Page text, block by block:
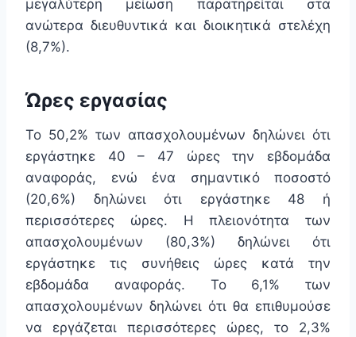
μεγαλύτερη μείωση παρατηρείται στα
ανώτερα διευθυντικά και διοικητικά στελέχη
(8,7%).
Ώρες εργασίας
Το 50,2% των απασχολουμένων δηλώνει ότι
εργάστηκε 40 – 47 ώρες την εβδομάδα
αναφοράς, ενώ ένα σημαντικό ποσοστό
(20,6%) δηλώνει ότι εργάστηκε 48 ή
περισσότερες ώρες. Η πλειονότητα των
απασχολουμένων (80,3%) δηλώνει ότι
εργάστηκε τις συνήθεις ώρες κατά την
εβδομάδα αναφοράς. Το 6,1% των
απασχολουμένων δηλώνει ότι θα επιθυμούσε
να εργάζεται περισσότερες ώρες, το 2,3%